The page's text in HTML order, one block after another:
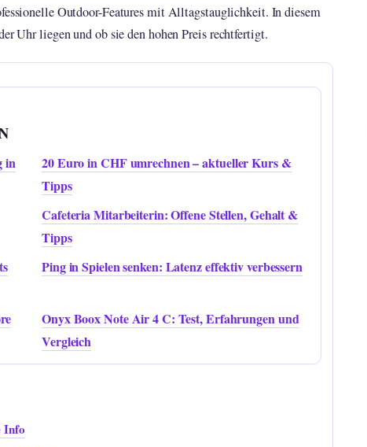
Outdoor-Features mit Alltagstauglichkeit. In diesem
Uhr liegen und ob sie den hohen Preis rechtfertigt.
in
20 Euro in CHF umrechnen – aktueller Kurs &
Tipps
Cafeteria Mitarbeiterin: Offene Stellen, Gehalt &
Tipps
Ping in Spielen senken: Latenz effektiv verbessern
Onyx Boox Note Air 4 C: Test, Erfahrungen und
Vergleich
Info